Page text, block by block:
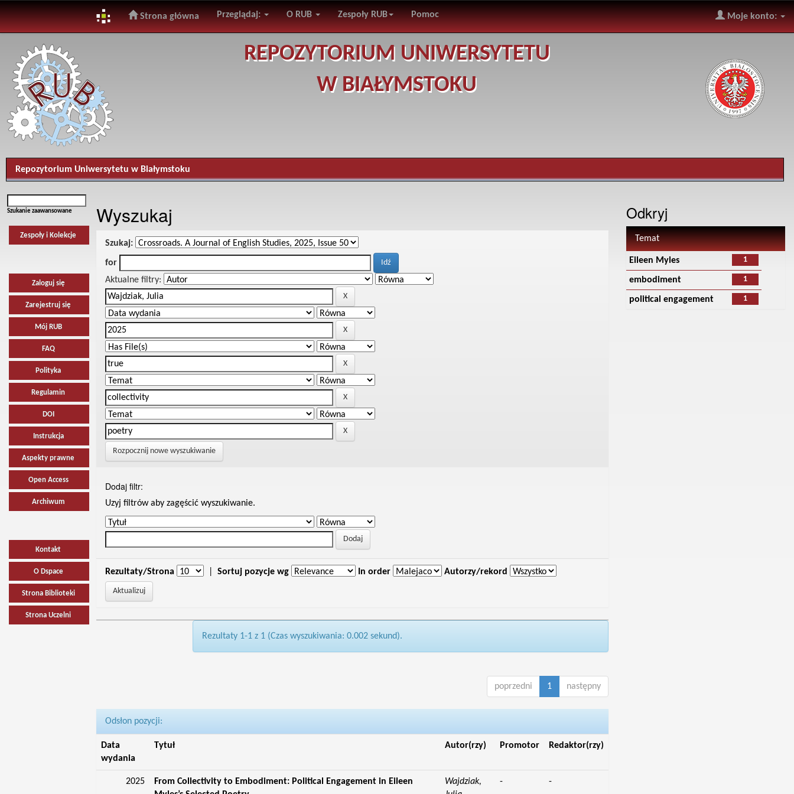
navigation
Strona główna Przeglądaj: O RUB Zespoły RUB Pomoc Moje konto:
REPOZYTORIUM UNIWERSYTETU
W BIAŁYMSTOKU
Repozytorium Uniwersytetu w Białymstoku
Szukanie zaawansowane
Zespoły i Kolekcje
Zaloguj się
Zarejestruj się
Mój RUB
FAQ
Polityka
Regulamin
DOI
Instrukcja
Aspekty prawne
Open Access
Archiwum
Kontakt
O Dspace
Strona Biblioteki
Strona Uczelni
Wyszukaj
Szukaj:
for
Aktualne filtry:
Rozpocznij nowe wyszukiwanie
Dodaj filtr:
Uzyj filtrów aby zagęścić wyszukiwanie.
Rezultaty/Strona Sortuj pozycje wg In order Autorzy/rekord
Rezultaty 1-1 z 1 (Czas wyszukiwania: 0.002 sekund).
poprzedni 1 następny
Odsłon pozycji:
Data
wydania
Tytuł Autor(rzy) Promotor Redaktor(rzy)
2025
From Collectivity to Embodiment: Political Engagement in Eileen
Wajdziak,
- -
Odkryj
Temat
1
Eileen Myles
1
embodiment
1
political engagement